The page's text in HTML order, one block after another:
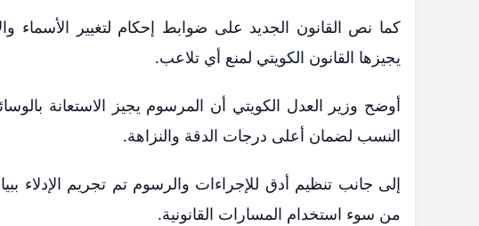
​كما نص القانون الجديد على ضوابط إحكام لتغيير
يجيزها القانون الكويتي لمنع أي تلاعب.
​أوضح وزير العدل الكويتي أن المرسوم يجيز الاستعانة
النسب لضمان أعلى درجات الدقة والنزاهة.
​إلى جانب تنظيم أدق للإجراءات والرسوم تم تجريم الإدلاء
من سوء استخدام المسارات القانونية.